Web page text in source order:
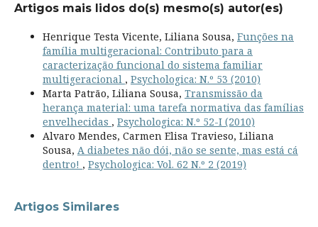
Artigos mais lidos do(s) mesmo(s) autor(es)
Henrique Testa Vicente, Liliana Sousa, Funções na
família multigeracional: Contributo para a
caracterização funcional do sistema familiar
multigeracional , Psychologica: N.º 53 (2010)
Marta Patrão, Liliana Sousa, Transmissão da
herança material: uma tarefa normativa das famílias
envelhecidas , Psychologica: N.º 52-I (2010)
Alvaro Mendes, Carmen Elisa Travieso, Liliana
Sousa, A diabetes não dói, não se sente, mas está cá
dentro! , Psychologica: Vol. 62 N.º 2 (2019)
Artigos Similares